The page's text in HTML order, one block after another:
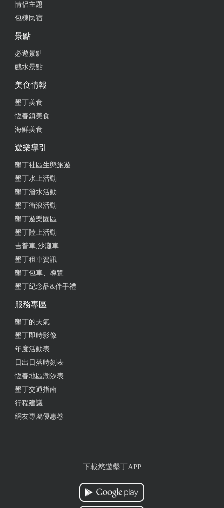
情侶主題
包棟民宿
景點
必遊景點
戲水景點
美食情報
墾丁美食
恆春鎮美食
海鮮美食
遊樂導引
墾丁社區生態旅遊
墾丁水上活動
墾丁潛水活動
墾丁衝浪活動
墾丁遊樂園區
墾丁陸上活動
吉普車,沙灘車
墾丁租車資訊
墾丁包車、導覽
墾丁紀念品&伴手禮
服務專區
墾丁的天氣
墾丁即時影像
年度活動表
日出日落時刻表
恆春地區潮汐表
墾丁交通指南
行程建議
網友專屬優惠卷
下載悠遊墾丁APP